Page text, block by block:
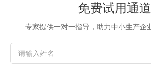
免费试用通道
专家提供一对一指导，助力中小生产企